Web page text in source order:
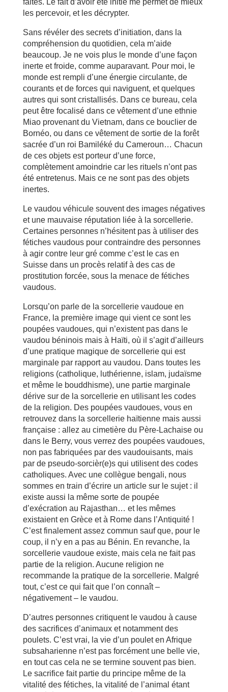
les percevoir, et les décrypter.
Sans révéler des secrets d’initiation, dans la
compréhension du quotidien, cela m’aide
beaucoup. Je ne vois plus le monde d’une façon
inerte et froide, comme auparavant. Pour moi, le
monde est rempli d’une énergie circulante, de
courants et de forces qui naviguent, et quelques
autres qui sont cristallisés. Dans ce bureau, cela
peut être focalisé dans ce vêtement d’une ethnie
Miao provenant du Vietnam, dans ce bouclier de
Bornéo, ou dans ce vêtement de sortie de la forêt
sacrée d’un roi Bamiléké du Cameroun… Chacun
de ces objets est porteur d’une force,
complètement amoindrie car les rituels n’ont pas
été entretenus. Mais ce ne sont pas des objets
inertes.
Le vaudou véhicule souvent des images négatives
et une mauvaise réputation liée à la sorcellerie.
Certaines personnes n’hésitent pas à utiliser des
fétiches vaudous pour contraindre des personnes
à agir contre leur gré comme c’est le cas en
Suisse dans un procès relatif à des cas de
prostitution forcée, sous la menace de fétiches
vaudous.
Lorsqu’on parle de la sorcellerie vaudoue en
France, la première image qui vient ce sont les
poupées vaudoues, qui n’existent pas dans le
vaudou béninois mais à Haïti, où il s’agit d’ailleurs
d’une pratique magique de sorcellerie qui est
marginale par rapport au vaudou. Dans toutes les
religions (catholique, luthérienne, islam, judaïsme
et même le bouddhisme), une partie marginale
dérive sur de la sorcellerie en utilisant les codes
de la religion. Des poupées vaudoues, vous en
retrouvez dans la sorcellerie haïtienne mais aussi
française : allez au cimetière du Père-Lachaise ou
dans le Berry, vous verrez des poupées vaudoues,
non pas fabriquées par des vaudouisants, mais
par de pseudo-sorcièr(e)s qui utilisent des codes
catholiques. Avec une collègue bengali, nous
sommes en train d’écrire un article sur le sujet : il
existe aussi la même sorte de poupée
d’exécration au Rajasthan… et les mêmes
existaient en Grèce et à Rome dans l’Antiquité !
C’est finalement assez commun sauf que, pour le
coup, il n’y en a pas au Bénin. En revanche, la
sorcellerie vaudoue existe, mais cela ne fait pas
partie de la religion. Aucune religion ne
recommande la pratique de la sorcellerie. Malgré
tout, c’est ce qui fait que l’on connaît –
négativement – le vaudou.
D’autres personnes critiquent le vaudou à cause
des sacrifices d’animaux et notamment des
poulets. C’est vrai, la vie d’un poulet en Afrique
subsaharienne n’est pas forcément une belle vie,
en tout cas cela ne se termine souvent pas bien.
Le sacrifice fait partie du principe même de la
vitalité des fétiches, la vitalité de l’animal étant